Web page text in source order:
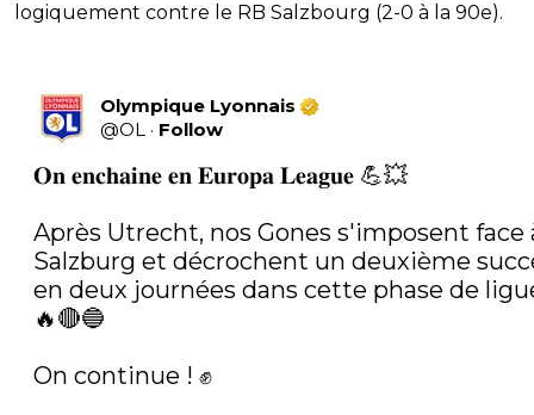
logiquement contre le RB Salzbourg (2-0 à la 90e).
Olympique Lyonnais
@OL · Follow
𝐎𝐧 𝐞𝐧𝐜𝐡𝐚𝐢𝐧𝐞 𝐞𝐧 𝐄𝐮𝐫𝐨𝐩𝐚 𝐋𝐞𝐚𝐠𝐮𝐞 💪💥
Après Utrecht, nos Gones s'imposent face
Salzburg et décrochent un deuxième
en deux journées dans cette phase de
🔥🔴🔵
On continue ! ✊